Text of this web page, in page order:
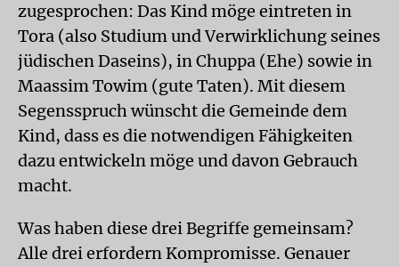
zugesprochen: Das Kind möge eintreten in
Tora (also Studium und Verwirklichung seines
jüdischen Daseins), in Chuppa (Ehe) sowie in
Maassim Towim (gute Taten). Mit diesem
Segensspruch wünscht die Gemeinde dem
Kind, dass es die notwendigen Fähigkeiten
dazu entwickeln möge und davon Gebrauch
macht.
Was haben diese drei Begriffe gemeinsam?
Alle drei erfordern Kompromisse. Genauer